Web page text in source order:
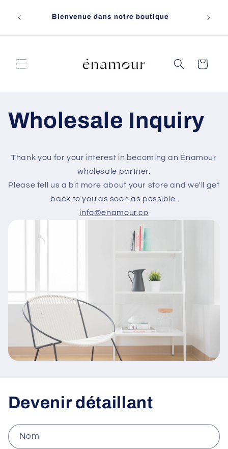
au
Bienvenue dans notre boutique
Panier
Wholesale Inquiry
Thank you for your interest in becoming an Énamour
wholesale partner.
Please tell us a bit more about your store and we'll get
back to you as soon as possible.
info@enamour.co
Devenir détaillant
Nom